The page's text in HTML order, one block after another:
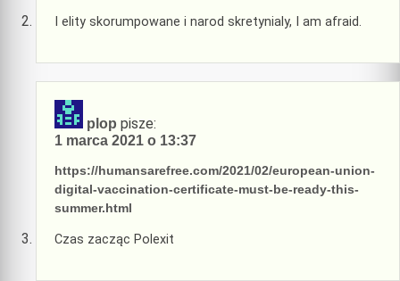
I elity skorumpowane i narod skretynialy, I am afraid.
plop pisze:
1 marca 2021 o 13:37
https://humansarefree.com/2021/02/european-union-
digital-vaccination-certificate-must-be-ready-this-
summer.html
Czas zacząc Polexit